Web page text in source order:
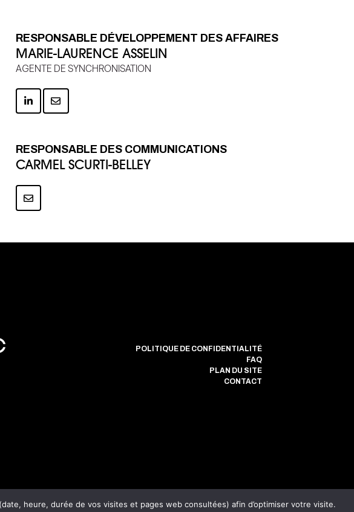
RESPONSABLE DÉVELOPPEMENT DES AFFAIRES
MARIE-LAURENCE ASSELIN
AGENTE DE SYNCHRONISATION
RESPONSABLE DES COMMUNICATIONS
CARMEL SCURTI-BELLEY
POLITIQUE DE CONFIDENTIALITÉ
FAQ
PLAN DU SITE
CONTACT
heure, durée de vos visites et pages web consultées) afin d’optimiser votre visite.